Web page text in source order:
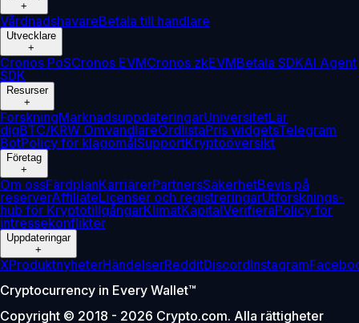
+
VårdnadshavareBetala till handlare
Utvecklare
+
Cronos PoSCronos EVMCronos zkEVMBetala SDKAI Agent
SDK
Resurser
+
ForskningMarknadsuppdateringarUniversitetLär
digBTC/KRW OmvandlareOrdlistaPris widgetsTelegram
BotPolicy för klagomålSupportKryptoöversikt
Företag
+
Om ossFärdplanKarriärerPartnersSäkerhetBevis på
reserverAffiliateLicenser och registreringarUtforsknings-
hub för KryptotillgångarKlimatKapitalVerifieraPolicy för
intressekonflikter
Uppdateringar
+
XProduktnyheterHändelserRedditDiscordInstagram
Cryptocurrency in Every Wallet™
Copyright © 2018 - 2026 Crypto.com. Alla rättigheter